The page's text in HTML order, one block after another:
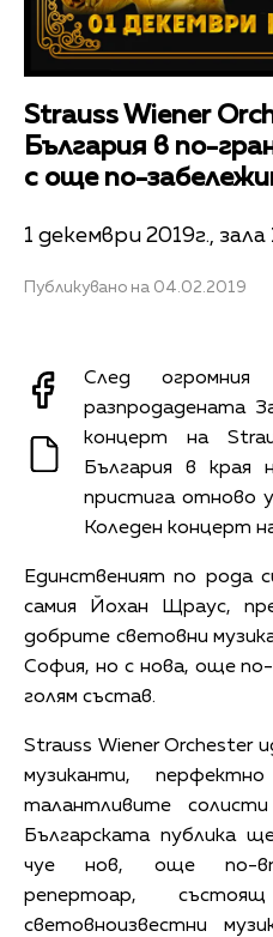
Strauss Wiener
България в по-
с още по-
1 декември 2019г.,
Публикувано на 04.02.2019
След
разпродадената
концерт на
България в края
пристига отново
Коледен концерт
Единственият по рода
самия Йохан Щраус,
добрите световни
София, но с нова, още
голям състав.
Strauss Wiener Orchester
музиканти,
талантливите
Българската публика
чуе нов, още по-
репертоар,
световноизвестни